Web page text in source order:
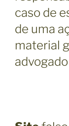
caso de
de uma
material